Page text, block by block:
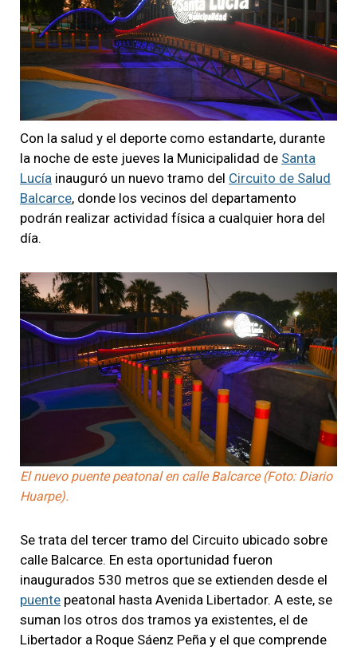
Con la salud y el deporte como estandarte, durante
la noche de este jueves la Municipalidad de Santa
Lucía inauguró un nuevo tramo del Circuito de Salud
Balcarce, donde los vecinos del departamento
podrán realizar actividad física a cualquier hora del
día.
El nuevo puente peatonal en calle Balcarce (Foto: Diario
Huarpe).
Se trata del tercer tramo del Circuito ubicado sobre
calle Balcarce. En esta oportunidad fueron
inaugurados 530 metros que se extienden desde el
puente peatonal hasta Avenida Libertador. A este, se
suman los otros dos tramos ya existentes, el de
Libertador a Roque Sáenz Peña y el que comprende